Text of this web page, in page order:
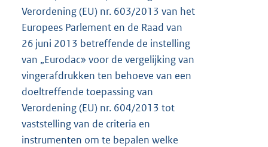
Verordening (EU) nr. 603/2013 van het
Europees Parlement en de Raad van
26 juni 2013 betreffende de instelling
van „Eurodac» voor de vergelijking van
vingerafdrukken ten behoeve van een
doeltreffende toepassing van
Verordening (EU) nr. 604/2013 tot
vaststelling van de criteria en
instrumenten om te bepalen welke